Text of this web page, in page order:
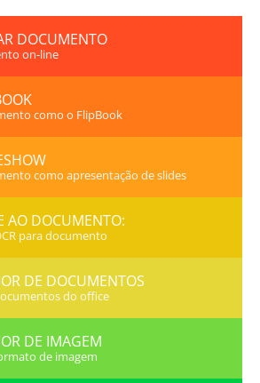
DOCUMENTO
on-line
como o FlipBook
como apresentação de slides
AO DOCUMENTO:
para documento
DE DOCUMENTOS
do office
DE IMAGEM
de imagem